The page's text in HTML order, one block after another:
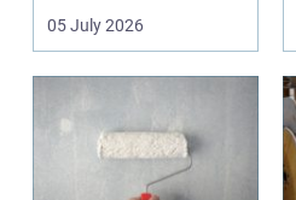
både arbejdsmi...
05 July 2026